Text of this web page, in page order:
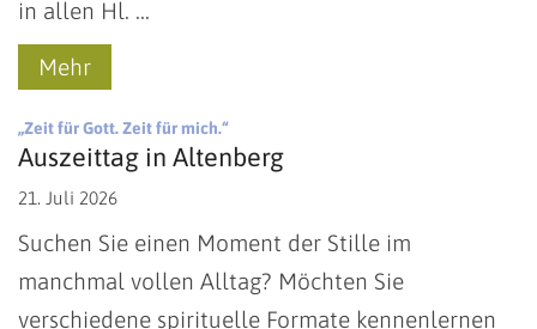
in allen Hl. ...
Mehr
„Zeit für Gott. Zeit für mich.“:
Auszeittag in Altenberg
21. Juli 2026
Suchen Sie einen Moment der Stille im
manchmal vollen Alltag? Möchten Sie
verschiedene spirituelle Formate kennenlernen